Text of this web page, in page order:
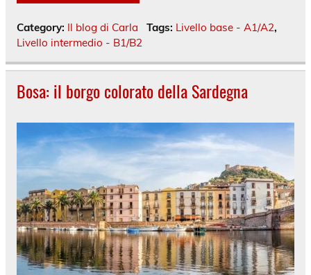
Category: Il blog di Carla Tags: Livello base - A1/A2,
Livello intermedio - B1/B2
Bosa: il borgo colorato della Sardegna